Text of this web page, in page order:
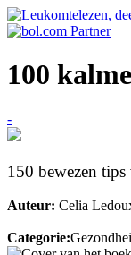
100
-
150 bewezen
Auteur: Celia
Categorie: